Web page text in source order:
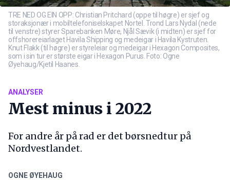
TRE NED OG EIN OPP: Christian Pritchard (oppe til høgre) er sjef og
storaksjonær i mobiltelefoniselskapet Nortel. Trond Lars Nydal (nede
til venstre) styrer Sparebanken Møre, Njål Sævik (i midten) er sjef for
offshorereiarlaget Havila Shipping og medeigar i Havila Kystruten.
Knut Flakk (til høgre) er styreleiar og medeigar i Hexagon Composites,
som i sin tur er største eigar i Hexagon Purus. Foto: Ogne
Øyehaug/Kjetil Haanes.
ANALYSER
Mest minus i 2022
For andre år på rad er det børsnedtur på
Nordvestlandet.
OGNE ØYEHAUG